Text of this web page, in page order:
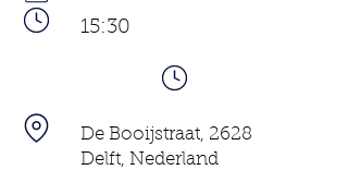
15:30
De Booijstraat, 2628
Delft, Nederland